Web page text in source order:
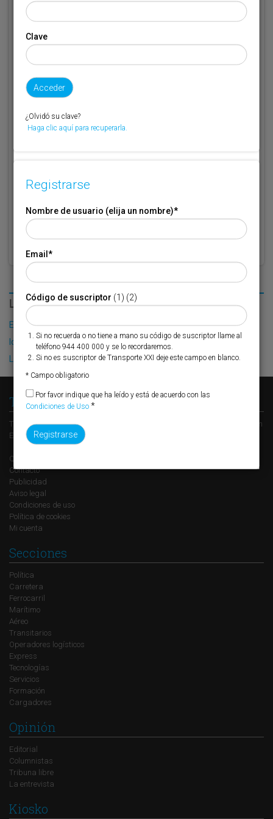
Email
Si no recuerda o no tiene a mano su código de suscriptor llame al
teléfono 944 400 000 y se lo recordaremos.
Por favor indique que ha leído y está de acuerdo con las
LO MÁS LEÍDO
El Puerto de Valencia crecerá en oferta ro-pax
IoT y la revolución sostenible de la logística
La inversión portuaria apunta al alza
Transporte XXI
Transporte XXI es el periódico de referencia del transporte y la logística en
España, perteneciente al Grupo XXI de Comunicación Empresarial.
Quienes somos
Contacto
Publicidad
Aviso legal
Condiciones de uso
Política de cookies
Mi cuenta
Secciones
Política
Carretera
Ferrocarril
Marítimo
Aéreo
Transitarios
Operadores logísticos
Express
Tecnologías
Servicios
Formación
Cargadores
Opinión
Editorial
Columnistas
Tribuna libre
La entrevista
Kiosko
Clave
¿Olvidó su clave?
Haga clic aquí para recuperarla.
Registrarse
Nombre de usuario (elija un nombre)*
Email*
Código de suscriptor (1) (2)
Si no recuerda o no tiene a mano su código de suscriptor llame al
teléfono 944 400 000 y se lo recordaremos.
Si no es suscriptor de Transporte XXI deje este campo en blanco.
* Campo obligatorio
Por favor indique que ha leído y está de acuerdo con las
Condiciones de Uso *